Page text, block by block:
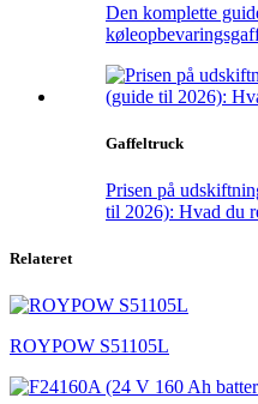
Den komplette
Gaffeltruck
Prisen på
til 2026): Hvad du
Relateret
ROYPOW S51105L